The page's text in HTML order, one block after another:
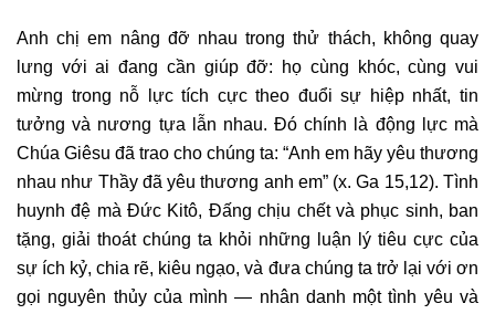
Anh chị em nâng đỡ nhau trong thử thách, không quay
lưng với ai đang cần giúp đỡ: họ cùng khóc, cùng vui
mừng trong nỗ lực tích cực theo đuổi sự hiệp nhất, tin
tưởng và nương tựa lẫn nhau. Đó chính là động lực mà
Chúa Giêsu đã trao cho chúng ta: “Anh em hãy yêu thương
nhau như Thầy đã yêu thương anh em” (x. Ga 15,12). Tình
huynh đệ mà Đức Kitô, Đấng chịu chết và phục sinh, ban
tặng, giải thoát chúng ta khỏi những luận lý tiêu cực của
sự ích kỷ, chia rẽ, kiêu ngạo, và đưa chúng ta trở lại với ơn
gọi nguyên thủy của mình — nhân danh một tình yêu và